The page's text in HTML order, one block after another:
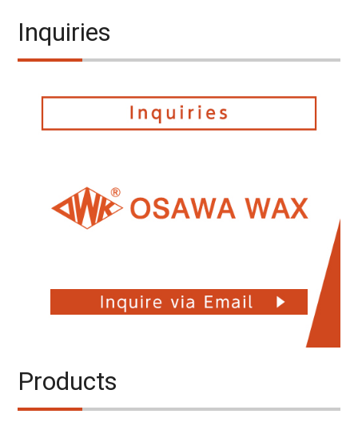
Inquiries
Products